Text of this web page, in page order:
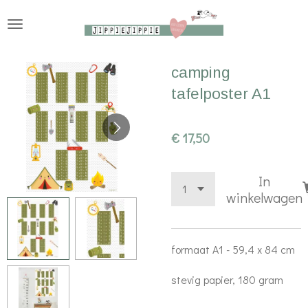
hoofdinhoud
camping
tafelposter A1
€ 17,50
In
winkelwagen
formaat A1 - 59,4 x 84 cm
stevig papier, 180 gram